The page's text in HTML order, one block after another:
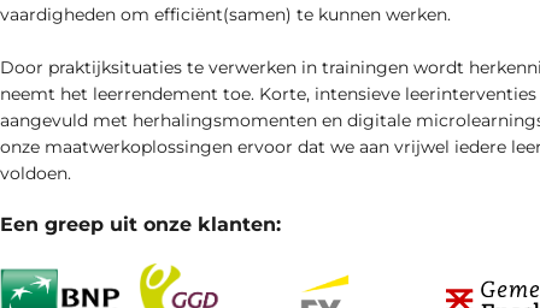
vaardigheden om efficiënt(samen) te kunnen werken.
Door praktijksituaties te verwerken in trainingen wordt
neemt het leerrendement toe. Korte, intensieve leerinterventies
aangevuld met herhalingsmomenten en digitale
onze maatwerkoplossingen ervoor dat we aan vrijwel iedere
voldoen.
Een greep uit onze klanten: